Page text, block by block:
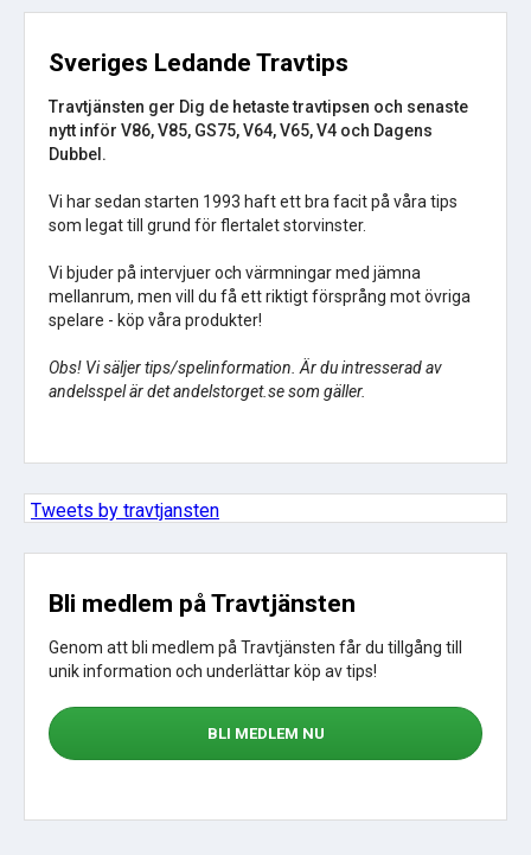
Sveriges Ledande Travtips
Travtjänsten ger Dig de hetaste travtipsen och senaste
nytt inför V86, V85, GS75, V64, V65, V4 och Dagens
Dubbel.
Vi har sedan starten 1993 haft ett bra facit på våra tips
som legat till grund för flertalet storvinster.
Vi bjuder på intervjuer och värmningar med jämna
mellanrum, men vill du få ett riktigt försprång mot övriga
spelare - köp våra produkter!
Obs! Vi säljer tips/spelinformation. Är du intresserad av
andelsspel är det andelstorget.se som gäller.
Tweets by travtjansten
Bli medlem på Travtjänsten
Genom att bli medlem på Travtjänsten får du tillgång till
unik information och underlättar köp av tips!
BLI MEDLEM NU